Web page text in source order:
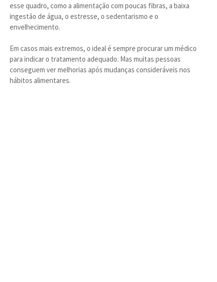
esse quadro, como a alimentação com poucas fibras, a baixa
ingestão de água, o estresse, o sedentarismo e o
envelhecimento.
Em casos mais extremos, o ideal é sempre procurar um médico
para indicar o tratamento adequado. Mas muitas pessoas
conseguem ver melhorias após mudanças consideráveis nos
hábitos alimentares.